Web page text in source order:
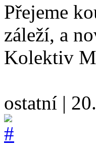
Přejeme
záleží, a
Kolektiv
ostatní |